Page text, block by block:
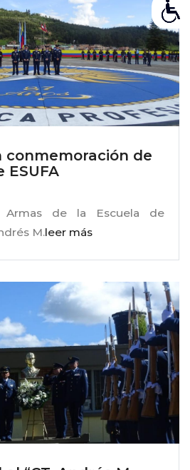
conmemoración de
ESUFA
de la Escuela de
M.leer más